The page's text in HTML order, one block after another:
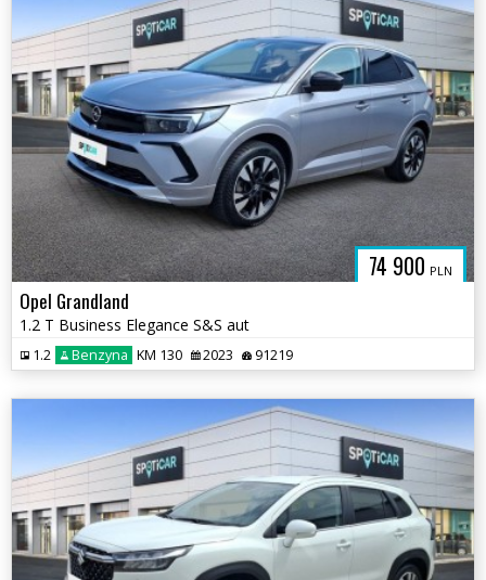
74 900 PLN
Opel Grandland
1.2 T Business Elegance S&S aut
1.2 Benzyna KM 130 2023 91219